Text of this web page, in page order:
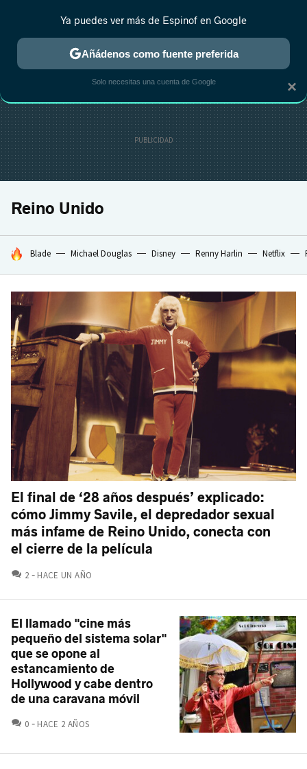
ESTRENOS REALITY ANIME RANKINGS CINE
Reino Unido
HOY SE HABLA DE
Blade Michael Douglas Disney Renny Harlin Netflix
El final de ‘28 años después’ explicado:
cómo Jimmy Savile, el depredador sexual
más infame de Reino Unido, conecta con
el cierre de la película
2 COMENTARIOS
HACE UN AÑO
El llamado "cine más
pequeño del sistema solar"
que se opone al
estancamiento de
Hollywood y cabe dentro
de una caravana móvil
0 COMENTARIOS
HACE 2 AÑOS
×
Ya puedes ver más de Espinof en Google
Añádenos como fuente preferida
Solo necesitas una cuenta de Google